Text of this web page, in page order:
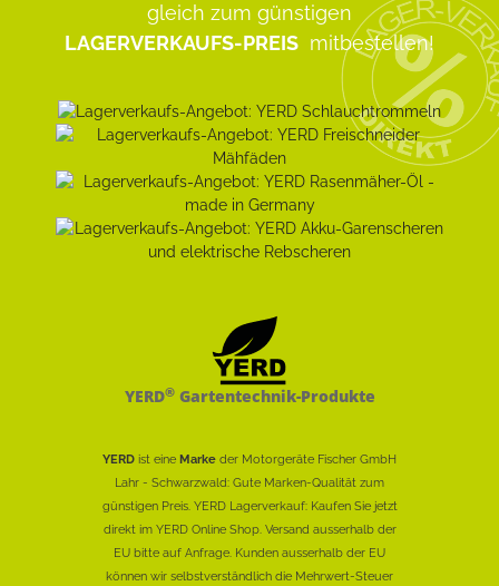
gleich zum günstigen
LAGERVERKAUFS-PREIS mitbestellen!
YERD®Gartentechnik-Produkte
YERD ist eine Marke der Motorgeräte Fischer GmbH
Lahr - Schwarzwald: Gute Marken-Qualität zum
günstigen Preis. YERD Lagerverkauf: Kaufen Sie jetzt
direkt im YERD Online Shop. Versand ausserhalb der
EU bitte auf Anfrage. Kunden ausserhalb der EU
können wir selbstverständlich die Mehrwert-Steuer